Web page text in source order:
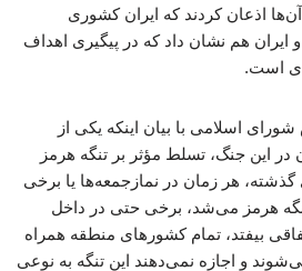
خود آن‌ها اذعان کردند که ایران کشوری
هم نشان داد که در پیگیری اهداف
است.
اسلامی با بیان اینکه یکی از
در این جنگ، تسلط مؤثر بر تنگه هرمز
هر زمان در نمازجمعه‌ها یا برخی
هرمز می‌شد، برخی حتی در داخل
بیفتد، تمام کشورهای منطقه همراه
و اجازه نمی‌دهند این تنگه به نوعی